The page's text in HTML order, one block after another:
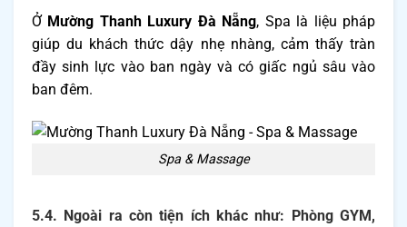
Ở Mường Thanh Luxury Đà Nẵng, Spa là liệu pháp
giúp du khách thức dậy nhẹ nhàng, cảm thấy tràn
đầy sinh lực vào ban ngày và có giấc ngủ sâu vào
ban đêm.
Spa & Massage
5.4. Ngoài ra còn tiện ích khác như: Phòng GYM,